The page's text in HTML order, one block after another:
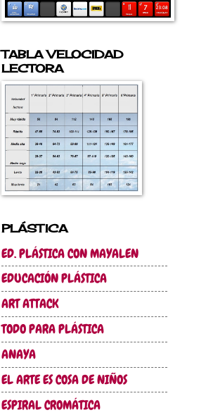
TABLA VELOCIDAD
LECTORA
PLÁSTICA
ED. PLÁSTICA CON MAYALEN
EDUCACIÓN PLÁSTICA
ART ATTACK
TODO PARA PLÁSTICA
ANAYA
EL ARTE ES COSA DE NIÑOS
ESPIRAL CROMÁTICA